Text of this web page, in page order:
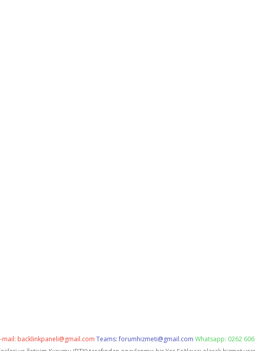
mail: backlinkpaneli@gmail.com Teams:forumhizmeti@gmail.com Whatsapp: 0262